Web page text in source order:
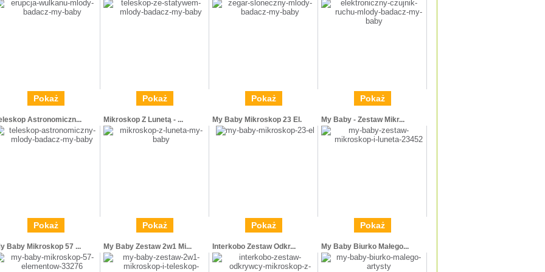
Pokaż Pokaż Pokaż Pokaż
Astronomiczn...
Pokaż
Mikroskop Z Lunetą - ...
Pokaż
My Baby Mikroskop 23 El.
Pokaż
My Baby - Zestaw Mikr...
Pokaż
Baby Mikroskop 57 ... My Baby Zestaw 2w1 Mi... Interkobo Zestaw Odkr... My Baby Biurko Małego...